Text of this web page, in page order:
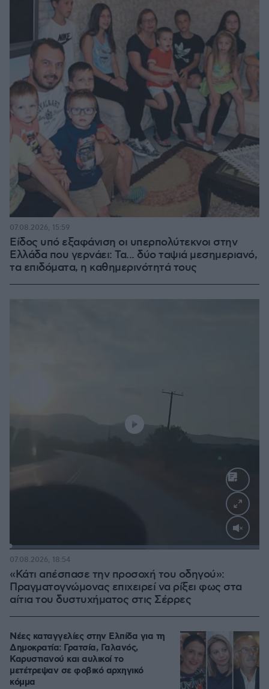
Είδος υπό εξαφάνιση οι υπερπολύτεκνοι στην
Ελλάδα που γερνάει: Τα... δύο ταψιά μεσημεριανό,
τα επιδόματα, η καθημερινότητά τους
07.08.2026, 15:59
Loaded:
«Κάτι απέσπασε την προσοχή του οδηγού»:
Πραγματογνώμονας επιχειρεί να ρίξει φως στα
αίτια του δυστυχήματος στις Σέρρες
07.08.2026, 18:54
Νέες καταγγελίες στην Ελπίδα για τη
Δημοκρατία: Γρατσία, Γαλανός,
Καρυστιανού και αυλικοί το
μετέτρεψαν σε φοβικό αρχηγικό
κόμμα